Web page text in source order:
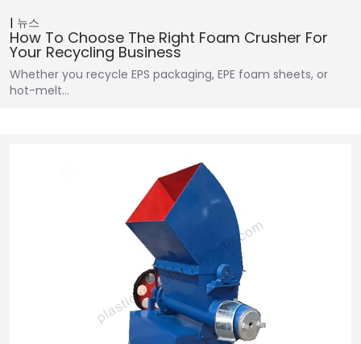
뉴스
How To Choose The Right Foam Crusher For
Your Recycling Business
Whether you recycle EPS packaging, EPE foam sheets, or
hot-melt…